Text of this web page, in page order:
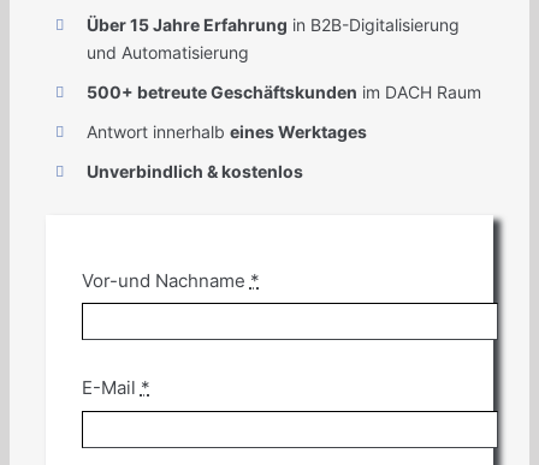
Über 15 Jahre Erfahrung in B2B-Digitalisierung
und Automatisierung
500+ betreute Geschäftskunden im DACH Raum
Antwort innerhalb eines Werktages
Unverbindlich & kostenlos
Vor-und Nachname *
E-Mail *